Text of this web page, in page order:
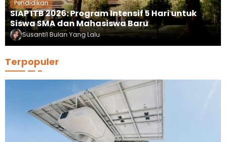
Pendidikan
SIAP ITB 2026: Program Intensif 5 Hari untuk
Siswa SMA dan Mahasiswa Baru
Susanti1 Bulan Yang Lalu
Terpopuler